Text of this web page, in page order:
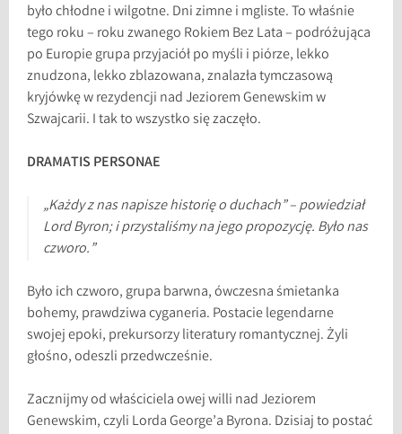
było chłodne i wilgotne. Dni zimne i mgliste. To właśnie
tego roku – roku zwanego Rokiem Bez Lata – podróżująca
po Europie grupa przyjaciół po myśli i piórze, lekko
znudzona, lekko zblazowana, znalazła tymczasową
kryjówkę w rezydencji nad Jeziorem Genewskim w
Szwajcarii. I tak to wszystko się zaczęło.
DRAMATIS PERSONAE
„Każdy z nas napisze historię o duchach” – powiedział
Lord Byron; i przystaliśmy na jego propozycję. Było nas
czworo.”
Było ich czworo, grupa barwna, ówczesna śmietanka
bohemy, prawdziwa cyganeria. Postacie legendarne
swojej epoki, prekursorzy literatury romantycznej. Żyli
głośno, odeszli przedwcześnie.
Zacznijmy od właściciela owej willi nad Jeziorem
Genewskim, czyli Lorda George’a Byrona. Dzisiaj to postać